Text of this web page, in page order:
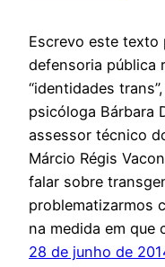
Escrevo este texto
defensoria pública
“identidades
psicóloga Bárbara
assessor técnico
Márcio Régis
falar sobre
problematizarmos
na medida em que
28 de junho de